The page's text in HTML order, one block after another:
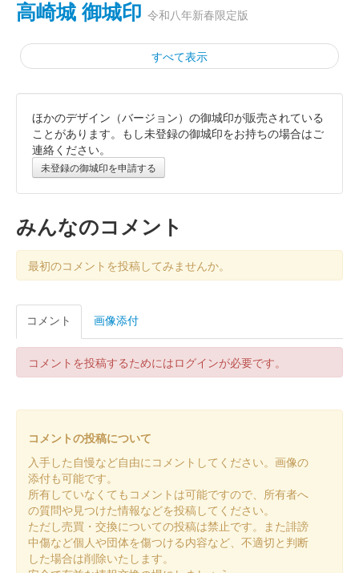
高崎城 御城印 令和八年新春限定版
すべて表示
和田城 御城印 令和八年新春限定版
高崎城 御城印 令和七年秋限定版
高崎城 御城印 井伊直政版
和田城（高崎城） 御城印
和田城 御城印
高崎城 御城印
高崎城 御城印 令和七年夏限定版 井伊直政
ほかのデザイン（バージョン）の御城印が販売されている
ことがあります。もし未登録の御城印をお持ちの場合はご
連絡ください。
未登録の御城印を申請する
みんなのコメント
最初のコメントを投稿してみませんか。
コメント 画像添付
コメントを投稿するためにはログインが必要です。
コメントの投稿について
入手した自慢など自由にコメントしてください。画像の
添付も可能です。
所有していなくてもコメントは可能ですので、所有者へ
の質問や見つけた情報などを投稿してください。
ただし売買・交換についての投稿は禁止です。また誹謗
中傷など個人や団体を傷つける内容など、不適切と判断
した場合は削除いたします。